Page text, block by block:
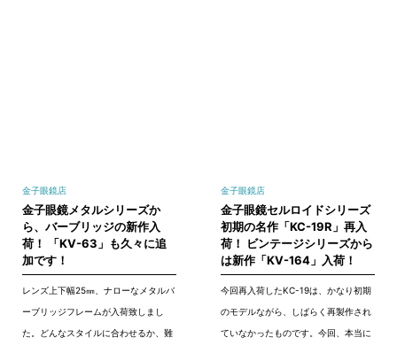
金子眼鏡店
金子眼鏡メタルシリーズか
ら、バーブリッジの新作入
荷！ 「KV-63」も久々に追
加です！
レンズ上下幅25㎜、ナローなメタルバ
ーブリッジフレームが入荷致しまし
た。どんなスタイルに合わせるか、難
金子眼鏡店
金子眼鏡セルロイドシリーズ
初期の名作「KC-19R」再入
荷！ ビンテージシリーズから
は新作「KV-164」入荷！
今回再入荷したKC-19は、かなり初期
のモデルながら、しばらく再製作され
ていなかったものです。今回、本当に